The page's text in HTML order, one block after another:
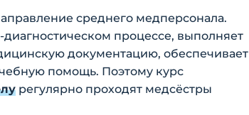
среднего медперсонала.
диагностическом процессе, выполняет
документацию, обеспечивает
помощь. Поэтому курс
регулярно проходят медсёстры